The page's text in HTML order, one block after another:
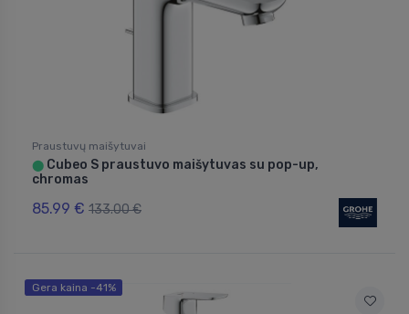
Praustuvų maišytuvai
⬤ Cubeo S praustuvo maišytuvas su pop-up,
chromas
85.99 € 133.00 €
Gera kaina -41%